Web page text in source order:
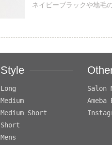
ネイビーブラックや地毛
Style
Long
Medium
Medium Short
Short
Mens
Salon
Ameba